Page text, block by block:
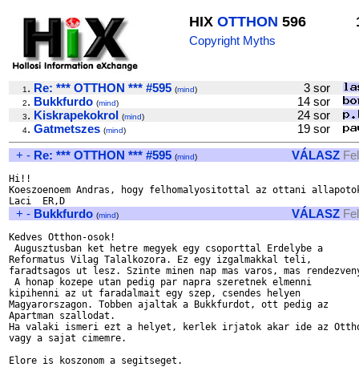
HIX OTTHON 596
Copyright Myths
1 . Re: *** OTTHON *** #595 (mind) 3 sor
2. Bukkfurdo (mind) 14 sor
3. Kiskrapekokrol (mind) 24 sor
4. Gatmetszes (mind)
19 sor
+ - Re: *** OTTHON *** #595 (mind) VÁLASZ
Hi!!
Koeszoenoem Andras, hogy felhomalyositottal az ottani
+ - Bukkfurdo (mind) VÁLASZ
Kedves Otthon-osok!
Augusztusban ket hetre megyek egy csoporttal Erdelybe a
Reformatus Vilag Talalkozora. Ez egy izgalmakkal teli,
faradtsagos ut lesz. Szinte minen nap mas varos, mas
A honap kozepe utan pedig par napra szeretnek elmenni
kipihenni az ut faradalmait egy szep, csendes helyen
Magyarorszagon. Tobben ajaltak a Bukkfurdot, ott pedig az
Apartman szallodat.
Ha valaki ismeri ezt a helyet, kerlek irjatok akar ide az
vagy a sajat cimemre.
Elore is koszonom a segitseget.